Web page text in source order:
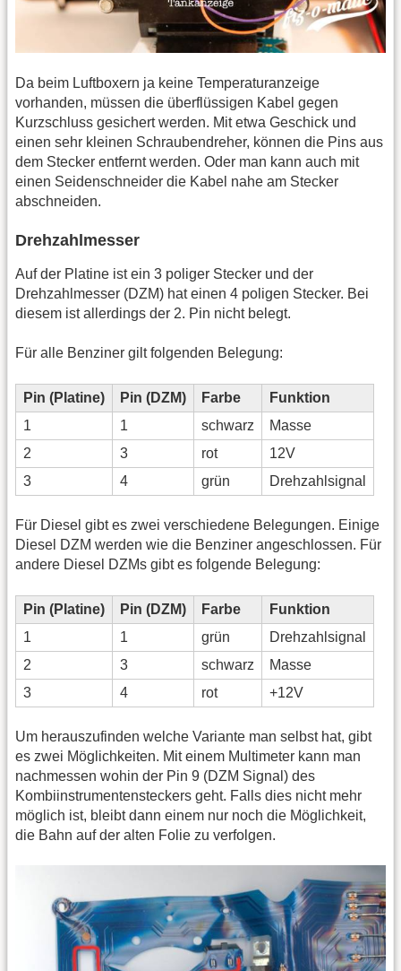
Da beim Luftboxern ja keine Temperaturanzeige
vorhanden, müssen die überflüssigen Kabel gegen
Kurzschluss gesichert werden. Mit etwa Geschick und
einen sehr kleinen Schraubendreher, können die Pins aus
dem Stecker entfernt werden. Oder man kann auch mit
einen Seidenschneider die Kabel nahe am Stecker
abschneiden.
Drehzahlmesser
Auf der Platine ist ein 3 poliger Stecker und der
Drehzahlmesser (DZM) hat einen 4 poligen Stecker. Bei
diesem ist allerdings der 2. Pin nicht belegt.
Für alle Benziner gilt folgenden Belegung:
Pin (Platine) Pin (DZM) Farbe
Funktion
1
1 schwarz
Masse
2
3 rot
12V
3
4 grün Drehzahlsignal
Für Diesel gibt es zwei verschiedene Belegungen. Einige
Diesel DZM werden wie die Benziner angeschlossen. Für
andere Diesel DZMs gibt es folgende Belegung:
Pin (Platine) Pin (DZM) Farbe
Funktion
1
1 grün
Drehzahlsignal
2
3 schwarz
Masse
3
4 rot +12V
Um herauszufinden welche Variante man selbst hat, gibt
es zwei Möglichkeiten. Mit einem Multimeter kann man
nachmessen wohin der Pin 9 (DZM Signal) des
Kombiinstrumentensteckers geht. Falls dies nicht mehr
möglich ist, bleibt dann einem nur noch die Möglichkeit,
die Bahn auf der alten Folie zu verfolgen.